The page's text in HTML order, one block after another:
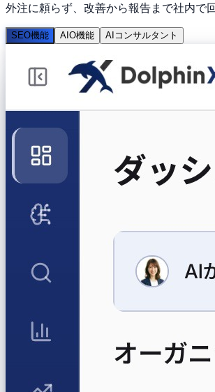
外注に頼らず、改善から報告まで社内で
SEO機能 AIO機能 AIコンサルタント